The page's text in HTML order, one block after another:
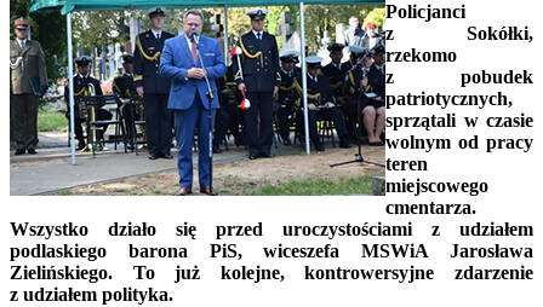
Policjanci
z Sokółki,
rzekomo
z pobudek
patriotycznych,
sprzątali w czasie
wolnym od pracy
teren
miejscowego
cmentarza.
Wszystko działo się przed uroczystościami z udziałem
podlaskiego barona PiS, wiceszefa MSWiA Jarosława
Zielińskiego. To już kolejne, kontrowersyjne zdarzenie
z udziałem polityka.